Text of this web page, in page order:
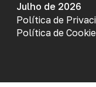
Julho de 2026
Política de
Política de